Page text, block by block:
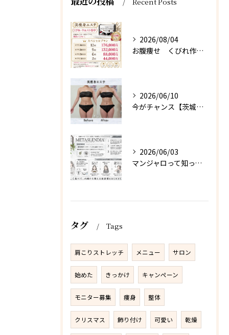
2026/08/04
お腹痩せ くびれ作り 【茨城県古河市エステサロン】
2026/06/10
今がチャンス【茨城県古河市エステサロン】
2026/06/03
マンジャロって知ってる？【茨城県古河市エステサロン】
タグ Tags
肩こりストレッチ メニュー サロン
始めた きっかけ キャンペーン
モニター募集 痩身 整体
クリスマス 飾り付け 可愛い 乾燥